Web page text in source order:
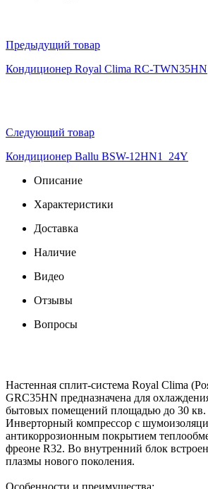
Предыдущий товар
Кондиционер Royal Clima RC-TWN35HN
Следующий товар
Кондиционер Ballu BSW-12HN1_24Y
Описание
Характеристики
Доставка
Наличие
Видео
Отзывы
Вопросы
Настенная сплит-система Royal Clima
GRC35HN предназначена для
бытовых помещений площадью до 30 кв.
Инверторный компрессор с
антикоррозионным покрытием
фреоне R32. Во внутренний блок
плазмы нового поколения.
Особенности и преимущества: